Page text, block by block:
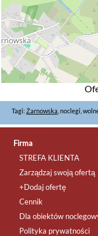
Tagi: Żarnowska , noclegi,
Firma
STREFA KLIENTA
Zarządzaj swoją ofertą
+Dodaj ofertę
Cennik
Dla obiektów
Polityka prywatności